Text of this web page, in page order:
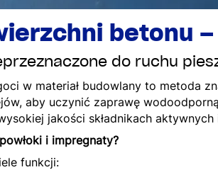
betonu
do ruchu
w materiał budowlany to metoda
aby uczynić zaprawę
jakości składnikach aktywnych
i impregnaty?
funkcji: